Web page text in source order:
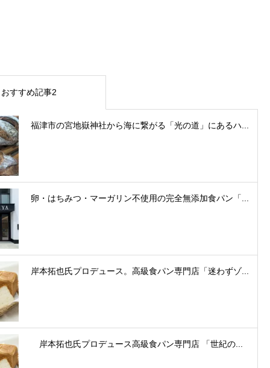
おすすめ記事2
福津市の宮地嶽神社から海に繋がる「光の道」にあるハ...
卵・はちみつ・マーガリン不使用の完全無添加食パン「...
岸本拓也氏プロデュース。高級食パン専門店「迷わずゾ...
岸本拓也氏プロデュース高級食パン専門店 「世紀の...